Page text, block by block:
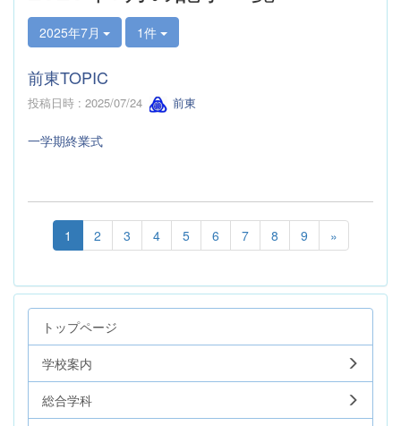
2025年7月 1件
前東TOPIC
投稿日時 : 2025/07/24 前東
一学期終業式
1 2 3 4 5 6 7 8 9 »
トップページ
学校案内
総合学科